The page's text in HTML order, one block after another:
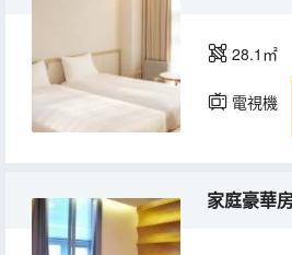
28.1㎡
電視機
家庭豪華